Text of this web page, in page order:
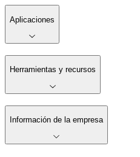
Aplicaciones
Herramientas y recursos
Información de la empresa